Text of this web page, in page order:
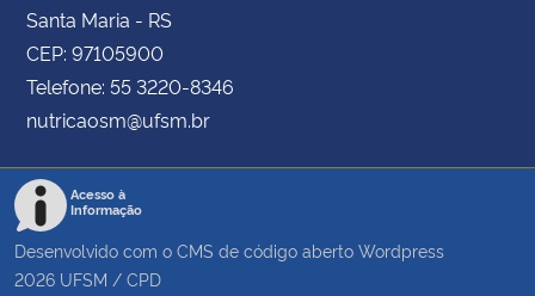
Santa Maria - RS
CEP: 97105900
Telefone: 55 3220-8346
nutricaosm@ufsm.br
Acesso à
Informação
Desenvolvido com o CMS de código aberto Wordpress
2026 UFSM / CPD